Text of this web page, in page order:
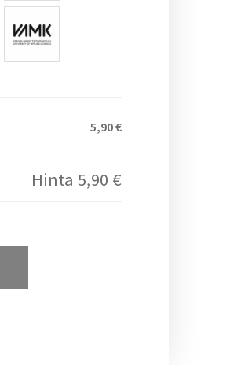
5,90 €
Hinta 5,90 €